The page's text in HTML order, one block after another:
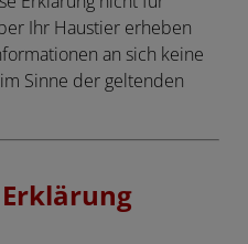
Ihr Haustier erheben
an sich keine
Sinne der geltenden